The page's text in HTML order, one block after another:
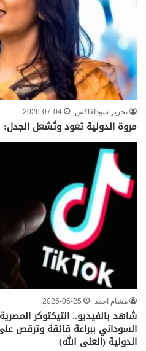
تحرير سودافاكس 2026-07-04
مروة الدولية تعود وتُشعل
هشام احمد 2025-06-25
شاهد بالفيديو.. التيكتوكر
السوداني ببراعة فائقة وترقص
الدولية (العلى الله)